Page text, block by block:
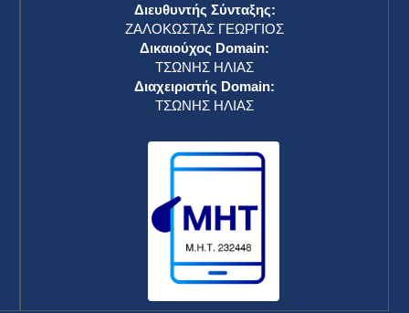
Διευθυντής Σύνταξης:
ΖΑΛΟΚΩΣΤΑΣ ΓΕΩΡΓΙΟΣ
Δικαιούχος Domain:
ΤΣΩΝΗΣ ΗΛΙΑΣ
Διαχειριστής Domain:
ΤΣΩΝΗΣ ΗΛΙΑΣ